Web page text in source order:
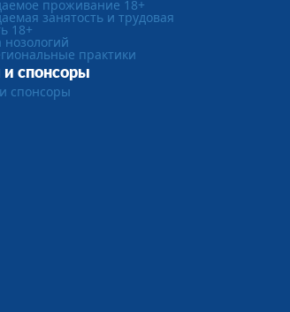
проживание 18+
занятость и трудовая
18+
практики
и спонсоры
спонсоры